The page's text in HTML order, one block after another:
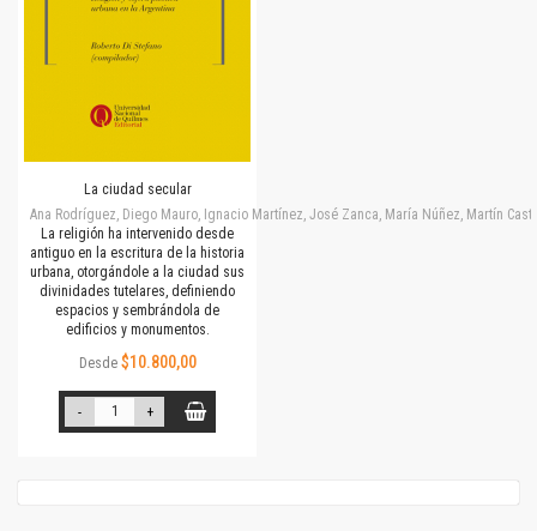
La ciudad secular
Ana Rodríguez, Diego Mauro, Ignacio Martínez, José Zanca, María Núñez, Martín
La religión ha intervenido desde
antiguo en la escritura de la historia
urbana, otorgándole a la ciudad sus
divinidades tutelares, definiendo
espacios y sembrándola de
edificios y monumentos.
Desde $10.800,00
- +